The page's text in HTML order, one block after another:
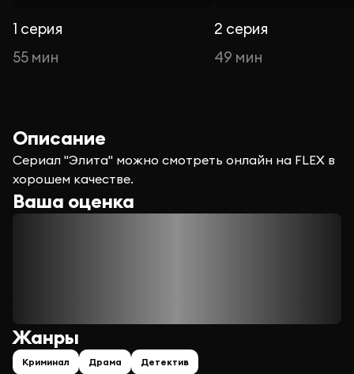
1 серия
55 мин
2 серия
49 мин
Описание
Сериал "Элита" можно смотреть онлайн на FLEX в
хорошем качестве.
Ваша оценка
Жанры
Криминал Драма Детектив